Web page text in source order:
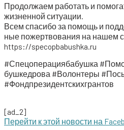
Про­дол­жа­ем рабо­тать и
жиз­нен­ной ситуации.
Всем спа­си­бо за помощь и
ные пожерт­во­ва­ния на нашем
https://specopbabushka.ru
#Спе­цо­пе­ра­ци­я­ба­буш­ка
буш­кед­ро­ва #Волон­те­ры
#Фондпре­зи­дент­ских­гран­тов
[ad_2]
Перей­ти к этой ново­сти на